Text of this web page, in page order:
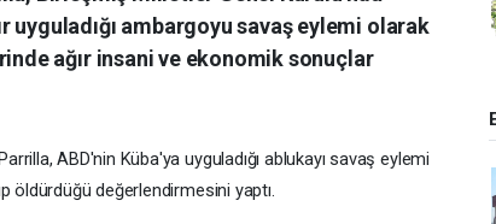
uyguladığı ambargoyu savaş eylemi olarak
ağır insani ve ekonomik sonuçlar
ABD'nin Küba'ya uyguladığı ablukayı savaş eylemi
öldürdüğü değerlendirmesini yaptı.